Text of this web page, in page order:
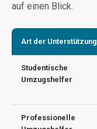
auf einen Blick.
Art der Unterstützung
Studentische
Umzugshelfer
Professionelle